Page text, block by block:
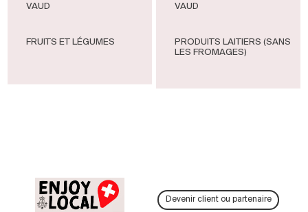
VAUD
FRUITS ET LÉGUMES
VAUD
PRODUITS LAITIERS (SANS
LES FROMAGES)
Devenir client ou partenaire